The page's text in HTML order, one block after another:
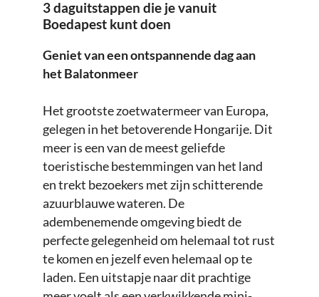
3 daguitstappen die je vanuit
Boedapest kunt doen
Geniet van een ontspannende dag aan
het Balatonmeer
Het grootste zoetwatermeer van Europa,
gelegen in het betoverende Hongarije. Dit
meer is een van de meest geliefde
toeristische bestemmingen van het land
en trekt bezoekers met zijn schitterende
azuurblauwe wateren. De
adembenemende omgeving biedt de
perfecte gelegenheid om helemaal tot rust
te komen en jezelf even helemaal op te
laden. Een uitstapje naar dit prachtige